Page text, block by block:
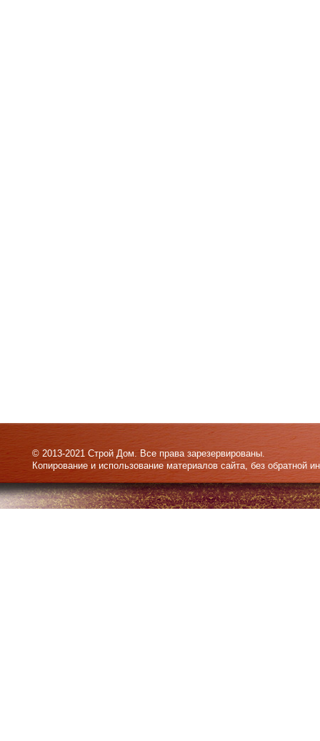
© 2013-2021 Строй Дом. Все права зарезервированы.
Копирование и использование материалов сайта, без обратной